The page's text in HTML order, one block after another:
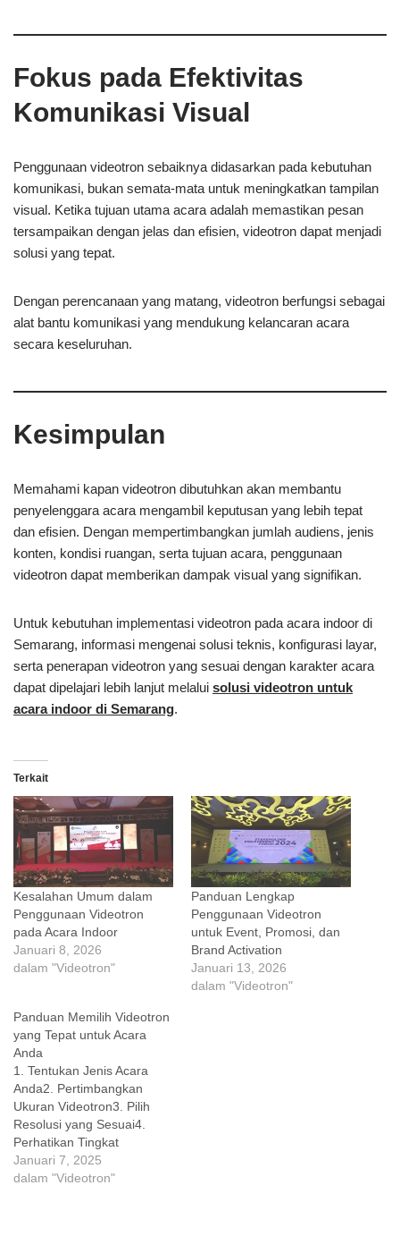
Fokus pada Efektivitas
Komunikasi Visual
Penggunaan videotron sebaiknya didasarkan pada kebutuhan
komunikasi, bukan semata-mata untuk meningkatkan tampilan
visual. Ketika tujuan utama acara adalah memastikan pesan
tersampaikan dengan jelas dan efisien, videotron dapat menjadi
solusi yang tepat.
Dengan perencanaan yang matang, videotron berfungsi sebagai
alat bantu komunikasi yang mendukung kelancaran acara
secara keseluruhan.
Kesimpulan
Memahami kapan videotron dibutuhkan akan membantu
penyelenggara acara mengambil keputusan yang lebih tepat
dan efisien. Dengan mempertimbangkan jumlah audiens, jenis
konten, kondisi ruangan, serta tujuan acara, penggunaan
videotron dapat memberikan dampak visual yang signifikan.
Untuk kebutuhan implementasi videotron pada acara indoor di
Semarang, informasi mengenai solusi teknis, konfigurasi layar,
serta penerapan videotron yang sesuai dengan karakter acara
dapat dipelajari lebih lanjut melalui solusi videotron untuk
acara indoor di Semarang.
Terkait
Kesalahan Umum dalam
Penggunaan Videotron
pada Acara Indoor
Januari 8, 2026
dalam "Videotron"
Panduan Lengkap
Penggunaan Videotron
untuk Event, Promosi, dan
Brand Activation
Januari 13, 2026
dalam "Videotron"
Panduan Memilih Videotron
yang Tepat untuk Acara
Anda
1. Tentukan Jenis Acara
Anda2. Pertimbangkan
Ukuran Videotron3. Pilih
Resolusi yang Sesuai4.
Perhatikan Tingkat
Kecerahan5. Cek Daya
Tahan dan Keamanan
Januari 7, 2025
dalam "Videotron"